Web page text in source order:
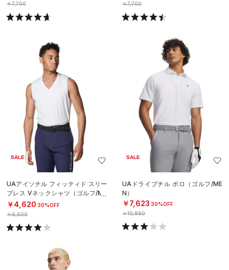
￥7,700
￥7,700
SALE
UAアイソチル フィッティド スリー
ブレス Vネックシャツ（ゴルフ/ME
N）
￥4,620 30%OFF
￥6,600
SALE
UAドライブチル ポロ（ゴルフ/ME
N）
￥7,623 30%OFF
￥10,890